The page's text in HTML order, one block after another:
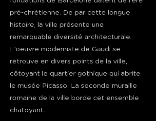
pré-chrétienne. De par cette longue
histoire, la ville présente une
remarquable diversité architecturale.
L'oeuvre moderniste de Gaudi se
retrouve en divers points de la ville,
côtoyant le quartier gothique qui abrite
le musée Picasso. La seconde muraille
romaine de la ville borde cet ensemble
chatoyant.